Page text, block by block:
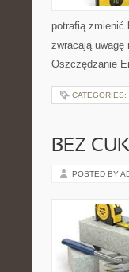
potrafią zmienić
zwracają
Oszczędzanie
CATEGORIES:
BEZ
POSTED BY